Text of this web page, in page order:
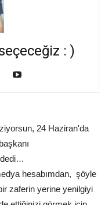
: )
24 Haziran'da
dedi…
hesabımdan, şöyle
zaferin yerine yenilgiyi